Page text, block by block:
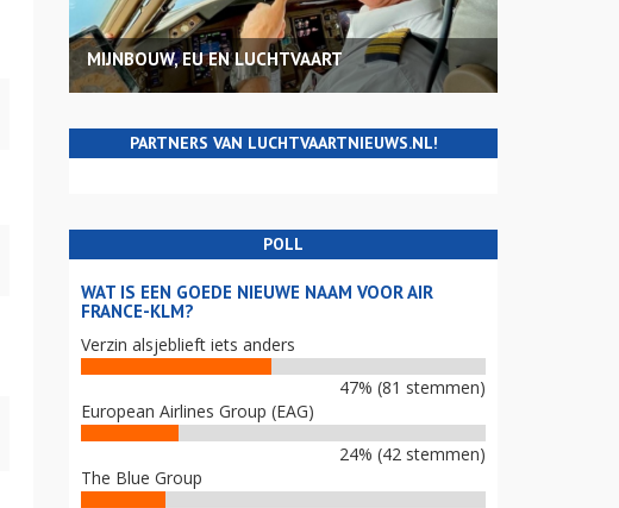
MIJNBOUW, EU EN LUCHTVAART
PARTNERS VAN LUCHTVAARTNIEUWS.NL!
POLL
WAT IS EEN GOEDE NIEUWE NAAM VOOR AIR
FRANCE-KLM?
Verzin alsjeblieft iets anders
47% (81 stemmen)
European Airlines Group (EAG)
24% (42 stemmen)
The Blue Group